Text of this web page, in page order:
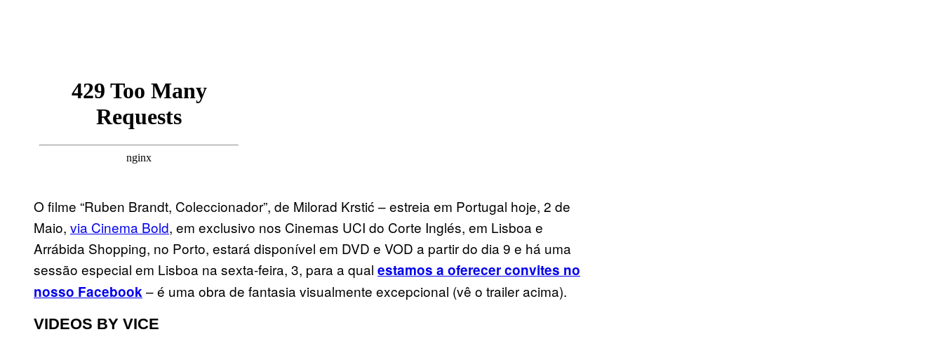
O filme “Ruben Brandt, Coleccionador”, de Milorad Krstić – estreia em Portugal hoje, 2 de
Maio, via Cinema Bold, em exclusivo nos Cinemas UCI do Corte Inglés, em Lisboa e
Arrábida Shopping, no Porto, estará disponível em DVD e VOD a partir do dia 9 e há uma
sessão especial em Lisboa na sexta-feira, 3, para a qual estamos a oferecer convites no
nosso Facebook– é uma obra de fantasia visualmente excepcional (vê o trailer acima).
VIDEOS BY VICE